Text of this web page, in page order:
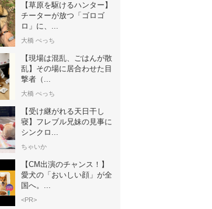
【草原を駆けるハンター】
チーターが放つ「ゴロゴ
ロ」に、...
大橋 ぺっち
【現場は混乱、ごはんが散
乱】その場に居合わせた目
撃者（...
大橋 ぺっち
【受け継がれる天日干し
寝】フレブル兄妹の見事に
シンクロ...
ちゃいか
【CM出演のチャンス！】
愛犬の「おいしい顔」が全
国へ。...
<PR>